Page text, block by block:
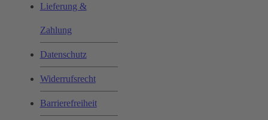
Lieferung &
Zahlung
Datenschutz
Widerrufsrecht
Barrierefreiheit